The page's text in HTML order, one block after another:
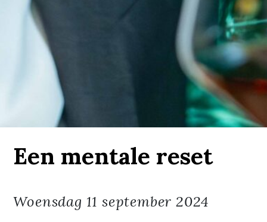
Een mentale reset
Woensdag 11 september 2024